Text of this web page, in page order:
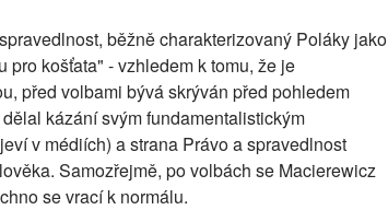
běžně charakterizovaný Poláky jako
košťata" - vzhledem k tomu, že je
před volbami bývá skrýván před pohledem
kázání svým fundamentalistickým
v médiích) a strana Právo a spravedlnost
Samozřejmě, po volbách se Macierewicz
se vrací k normálu.